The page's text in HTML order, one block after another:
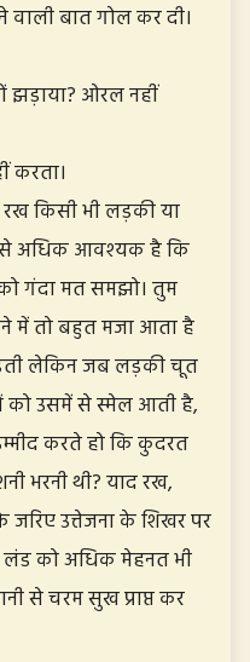
वाली बात गोल कर दी।
झड़ाया? ओरल नहीं
करता।
किसी भी लड़की या
अधिक आवश्यक है कि
गंदा मत समझो। तुम
में तो बहुत मजा आता है
लेकिन जब लड़की चूत
को उसमें से स्मेल आती है,
करते हो कि कुदरत
भरनी थी? याद रख,
उत्तेजना के शिखर पर
को अधिक मेहनत भी
से चरम सुख प्राप्त कर